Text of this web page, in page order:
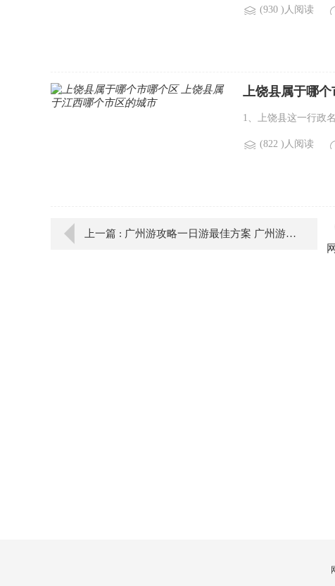
(930 )人阅读
上饶县属于哪
1、上饶县这一行政
(822 )人阅读
上一篇 : 广州游攻略一日游最佳方案 广州游玩攻略一日游路线推荐